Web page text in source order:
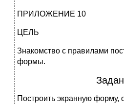
ПРИЛОЖЕНИЕ 10
ЦЕЛЬ
Знакомство с правилами
формы.
Построить экранную форму,